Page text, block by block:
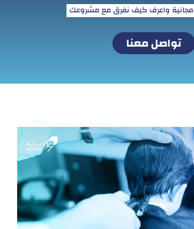
مجانية واعرف كيف نفرق مع مشروعك
تواصل معنا